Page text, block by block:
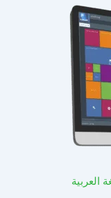
العربية